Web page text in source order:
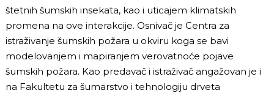
štetnih šumskih insekata, kao i uticajem klimatskih
promena na ove interakcije. Osnivač je Centra za
istraživanje šumskih požara u okviru koga se bavi
modelovanjem i mapiranjem verovatnoće pojave
šumskih požara. Kao predavač i istraživač angažovan je i
na Fakultetu za šumarstvo i tehnologiju drveta